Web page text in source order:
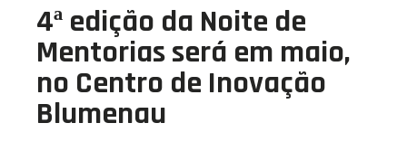
4ª edição da Noite de
Mentorias será em maio,
no Centro de Inovação
Blumenau